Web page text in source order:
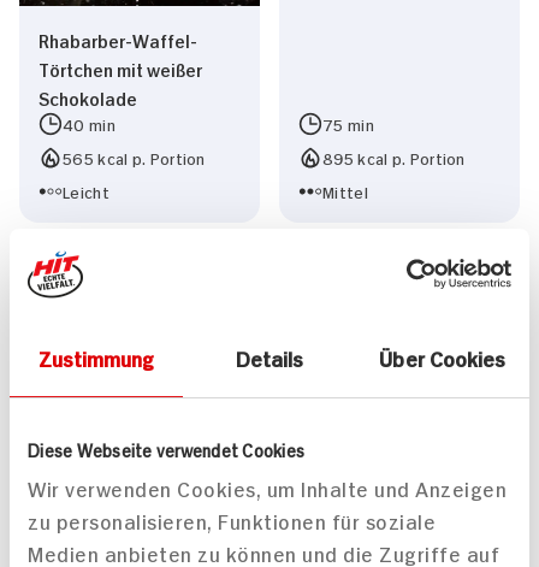
Zustimmung Details Über Cookies
Diese Webseite verwendet Cookies
Wir verwenden Cookies, um Inhalte und Anzeigen
zu personalisieren, Funktionen für soziale
Medien anbieten zu können und die Zugriffe auf
Rhabarber-Waffel-
Törtchen mit weißer
Schokolade
40 min
565 kcal p. Portion
Leicht
75 min
895 kcal p. Portion
Mittel
mit Erdbeer-Rhabarber-
60 min
1.359 kcal p. Portion
Mittel
90 min
1.339 kcal p. Portion
Schwer